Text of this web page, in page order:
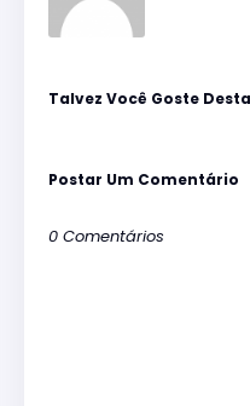
Talvez Você Goste
Postar Um Comentário
0 Comentários